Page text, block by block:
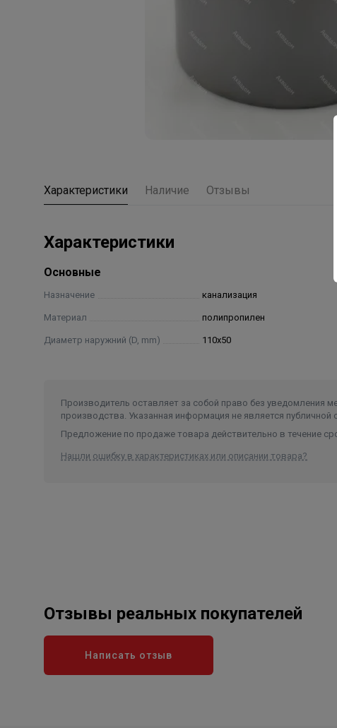
Характеристики Наличие Отзывы
Характеристики
Основные
Назначение канализация
Материал полипропилен
Диаметр наружний (D, mm) 110х50
Производитель оставляет за собой право без уведомления
производства. Указанная информация не является публичной
Предложение по продаже товара действительно в течение
Нашли ошибку в характеристиках или описании товара?
Отзывы реальных покупателей
Написать отзыв